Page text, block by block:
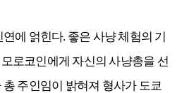
에 얽힌다. 좋은 사냥 체험의 기
로코인에게 자신의 사냥총을 선
주인임이 밝혀져 형사가 도쿄